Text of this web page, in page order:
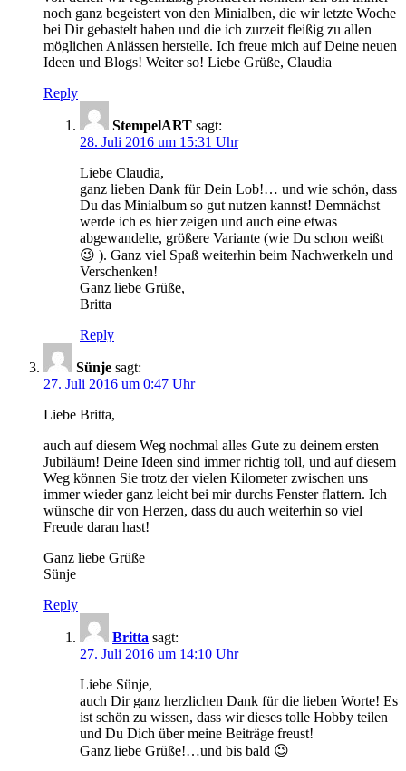
noch ganz begeistert von den Minialben, die wir letzte Woche
bei Dir gebastelt haben und die ich zurzeit fleißig zu allen
möglichen Anlässen herstelle. Ich freue mich auf Deine neuen
Ideen und Blogs! Weiter so! Liebe Grüße, Claudia
Reply
StempelART sagt:
28. Juli 2016 um 15:31 Uhr
Liebe Claudia,
ganz lieben Dank für Dein Lob!… und wie schön, dass
Du das Minialbum so gut nutzen kannst! Demnächst
werde ich es hier zeigen und auch eine etwas
abgewandelte, größere Variante (wie Du schon weißt
😉 ). Ganz viel Spaß weiterhin beim Nachwerkeln und
Verschenken!
Ganz liebe Grüße,
Britta
Reply
Sünje sagt:
27. Juli 2016 um 0:47 Uhr
Liebe Britta,
auch auf diesem Weg nochmal alles Gute zu deinem ersten
Jubiläum! Deine Ideen sind immer richtig toll, und auf diesem
Weg können Sie trotz der vielen Kilometer zwischen uns
immer wieder ganz leicht bei mir durchs Fenster flattern. Ich
wünsche dir von Herzen, dass du auch weiterhin so viel
Freude daran hast!
Ganz liebe Grüße
Sünje
Reply
Britta sagt:
27. Juli 2016 um 14:10 Uhr
Liebe Sünje,
auch Dir ganz herzlichen Dank für die lieben Worte! Es
ist schön zu wissen, dass wir dieses tolle Hobby teilen
und Du Dich über meine Beiträge freust!
Ganz liebe Grüße!…und bis bald 😉